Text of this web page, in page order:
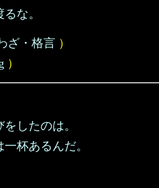
な。
ざ・格言 ）
）
したのは。
杯あるんだ。